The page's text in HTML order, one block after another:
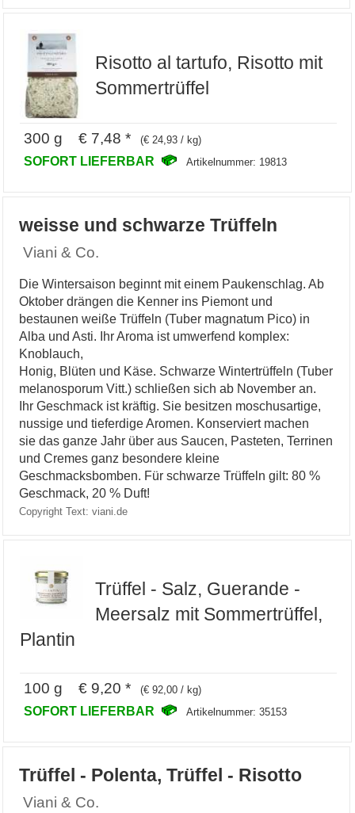
Risotto al tartufo, Risotto mit
Sommertrüffel
300 g € 7,48 * (€ 24,93 / kg)
SOFORT LIEFERBAR Artikelnummer: 19813
weisse und schwarze Trüffeln
Viani & Co.
Die Wintersaison beginnt mit einem Paukenschlag. Ab
Oktober drängen die Kenner ins Piemont und
bestaunen weiße Trüffeln (Tuber magnatum Pico) in
Alba und Asti. Ihr Aroma ist umwerfend komplex:
Knoblauch,
Honig, Blüten und Käse. Schwarze Wintertrüffeln (Tuber
melanosporum Vitt.) schließen sich ab November an.
Ihr Geschmack ist kräftig. Sie besitzen moschusartige,
nussige und tieferdige Aromen. Konserviert machen
sie das ganze Jahr über aus Saucen, Pasteten, Terrinen
und Cremes ganz besondere kleine
Geschmacksbomben. Für schwarze Trüffeln gilt: 80 %
Geschmack, 20 % Duft!
Copyright Text: viani.de
Trüffel - Salz, Guerande -
Meersalz mit Sommertrüffel,
Plantin
100 g € 9,20 * (€ 92,00 / kg)
SOFORT LIEFERBAR Artikelnummer: 35153
Trüffel - Polenta, Trüffel - Risotto
Viani & Co.